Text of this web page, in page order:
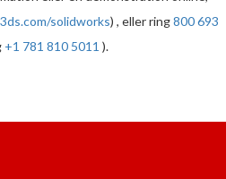
solidworks) , eller ring800 693
+1 781 810 5011 ).